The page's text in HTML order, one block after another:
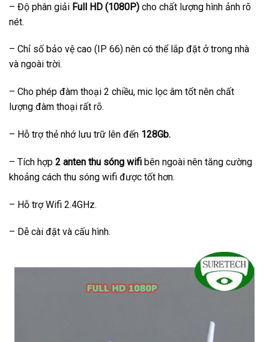
– Độ phân giải Full HD (1080P) cho chất lượng hình ảnh rõ
nét.
– Chỉ số bảo vệ cao (IP 66) nên có thể lắp đặt ở trong nhà
và ngoài trời.
– Cho phép đàm thoại 2 chiều, mic lọc âm tốt nên chất
lượng đàm thoại rất rõ.
– Hỗ trợ thẻ nhớ lưu trữ lên đến 128Gb.
– Tích hợp 2 anten thu sóng wifi bên ngoài nên tăng cường
khoảng cách thu sóng wifi được tốt hơn.
– Hỗ trợ Wifi 2.4GHz.
– Dễ cài đặt và cấu hình.